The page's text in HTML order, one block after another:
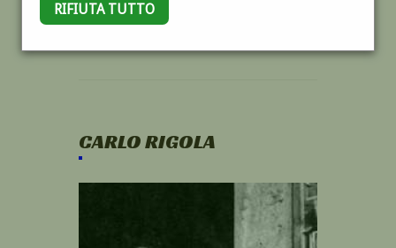
RIFIUTA TUTTO
CARLO RIGOLA